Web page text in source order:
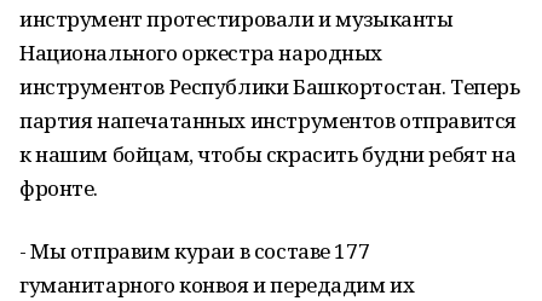
инструмент протестировали и музыканты
Национального оркестра народных
инструментов Республики Башкортостан. Теперь
партия напечатанных инструментов отправится
к нашим бойцам, чтобы скрасить будни ребят на
фронте.
- Мы отправим кураи в составе 177
гуманитарного конвоя и передадим их